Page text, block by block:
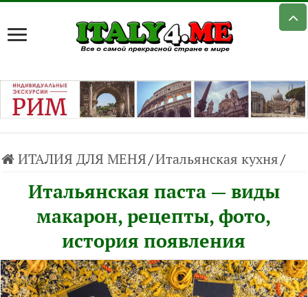
ИТАЛИЯ ДЛЯ МЕНЯ/Итальянская кухня/
Итальянская паста — виды
макарон, рецепты, фото,
история появления